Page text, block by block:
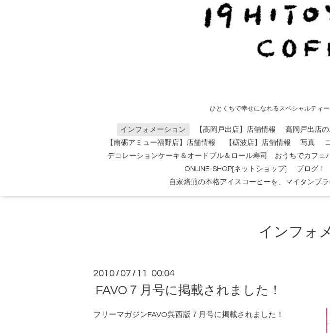
ひとくちで幸せになれるスペシャルティ
インフォメーション 【高岡戸出店】店舗情報
高岡戸出店
【南砺アミュー福野店】店舗情報
【砺波店】店舗情報 写真
デコレーションケーキ＆オードブル＆ロール寿司 おうちでカフェ
ONLINE-SHOP[ネットショップ]
ブログ！
自家焙煎の本格アイスコーヒーを、マイタンブラ
インフォ
2010 / 07 / 11 00:04
FAVO７月号に掲載されました！
フリーマガジンFAVO呉西版７月号に掲載されました！